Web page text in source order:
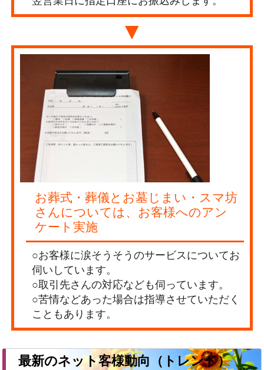
▼
お葬式・葬儀とお墓じまい・スマ坊
さんについては、お客様へのアン
ケート実施
○お客様に涙そうそうのサービスについてお
伺いしています。
○取引先さんの対応なども伺っています。
○苦情などあった場合は指導させていただく
こともあります。
最新のネット客様動向（トレンド）